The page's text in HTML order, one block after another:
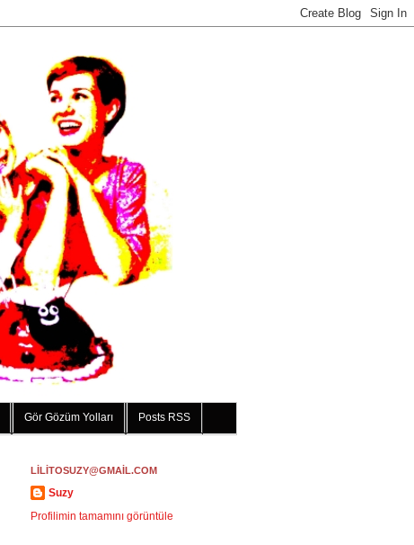
Gör Gözüm Yolları Posts RSS
LİLİTOSUZY@GMAİL.COM
Suzy
Profilimin tamamını görüntüle